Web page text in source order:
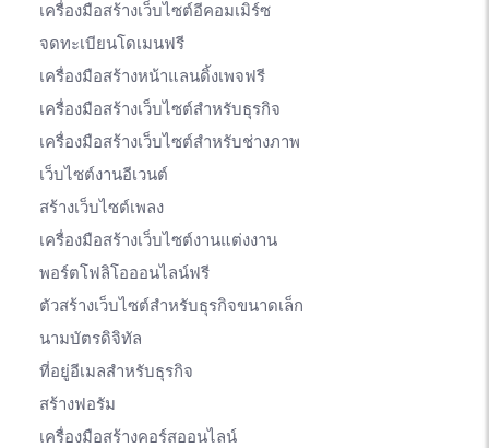
เครื่องมือสร้างเว็บไซต์อีคอมเมิร์ซ
จดทะเบียนโดเมนฟรี
เครื่องมือสร้างหน้าแลนดิ้งเพจฟรี
เครื่องมือสร้างเว็บไซต์สำหรับธุรกิจ
เครื่องมือสร้างเว็บไซต์สำหรับช่างภาพ
เว็บไซต์งานอีเวนต์
สร้างเว็บไซต์เพลง
เครื่องมือสร้างเว็บไซต์งานแต่งงาน
พอร์ตโฟลิโอออนไลน์ฟรี
ตัวสร้างเว็บไซต์สำหรับธุรกิจขนาดเล็ก
นามบัตรดิจิทัล
ที่อยู่อีเมลสำหรับธุรกิจ
สร้างฟอรัม
เครื่องมือสร้างคอร์สออนไลน์